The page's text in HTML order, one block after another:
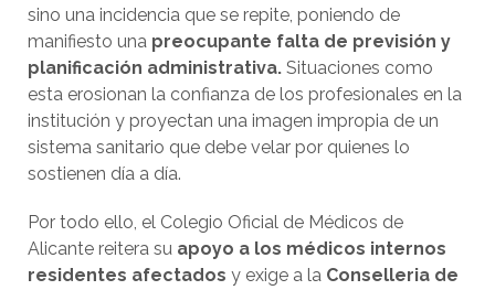
sino una incidencia que se repite, poniendo de
manifiesto una preocupante falta de previsión y
planificación administrativa. Situaciones como
esta erosionan la confianza de los profesionales en la
institución y proyectan una imagen impropia de un
sistema sanitario que debe velar por quienes lo
sostienen día a día.
Por todo ello, el Colegio Oficial de Médicos de
Alicante reitera su apoyo a los médicos internos
residentes afectados y exige a la Conselleria de